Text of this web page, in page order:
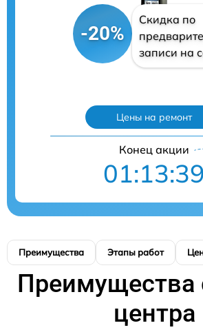
-20%
Скидка по
записи на
Цены на ремонт
Конец акции
01:13:38
Преимущества Этапы работ
Преимущества
центра